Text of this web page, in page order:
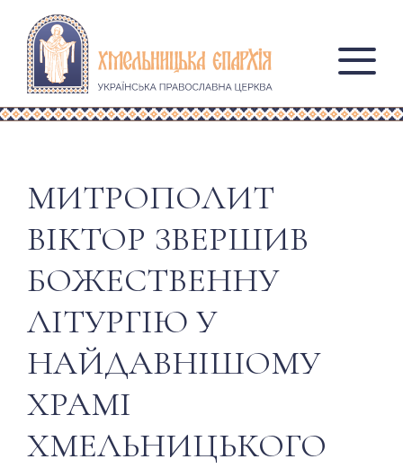
МИТРОПОЛИТ
ВІКТОР ЗВЕРШИВ
БОЖЕСТВЕННУ
ЛІТУРГІЮ У
НАЙДАВНІШОМУ
ХРАМІ
ХМЕЛЬНИЦЬКОГО